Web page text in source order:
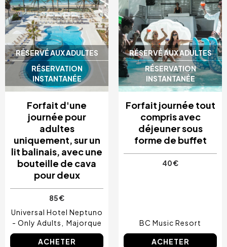
RÉSERVÉ AUX ADULTES
RÉSERVATION
INSTANTANÉE
Forfait d'une
journée pour
adultes
uniquement, sur un
lit balinais, avec une
bouteille de cava
pour deux
85 €
Universal Hotel Neptuno
- Only Adults
Majorque
ACHETER
RÉSERVÉ AUX ADULTES
RÉSERVATION
INSTANTANÉE
Forfait journée tout
compris avec
déjeuner sous
forme de buffet
40 €
BC Music Resort
ACHETER